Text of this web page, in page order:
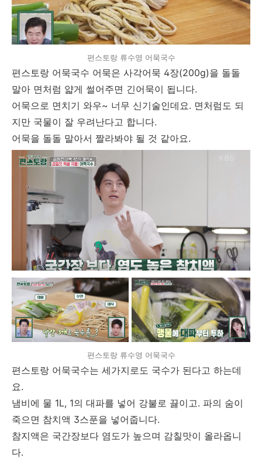
편스토랑 류수영 어묵국수
편스토랑 어묵국수 어묵은 사각어묵 4장(200g)을 돌돌
말아 면처럼 얇게 썰어주면 긴어묵이 됩니다.
어묵으로 면치기 와우~ 너무 신기술인데요. 면처럼도 되
지만 국물이 잘 우려난다고 합니다.
어묵을 돌돌 말아서 짤라봐야 될 것 같아요.
편스토랑 류수영 어묵국수
편스토랑 어묵국수는 세가지로도 국수가 된다고 하는데
요.
냄비에 물 1L, 1의 대파를 넣어 강불로 끓이고. 파의 숨이
죽으면 참치액 3스푼을 넣어줍니다.
참지액은 국간장보다 염도가 높으며 감칠맛이 올라옵니
다.